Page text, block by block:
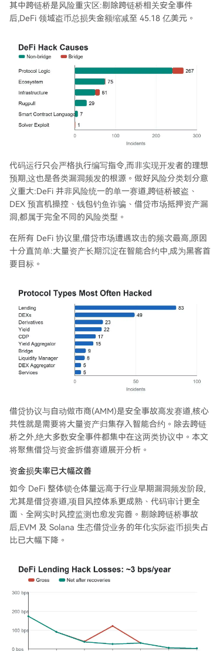
其中跨链桥是风险重灾区:剔除跨链桥相关安全事件
后,DeFi 领域盗币总损失金额缩减至 45.18 亿美元。
代码运行只会严格执行编写指令,而非实现开发者的理想
预期,这也是各类漏洞频发的根源。做好风险分类划分意
义重大:DeFi 并非风险统一的单一赛道,跨链桥被盗、
DEX 预言机操控、钱包钓鱼诈骗、借贷市场抵押资产漏
洞,都属于完全不同的风险类型。
在所有 DeFi 协议里,借贷市场遭遇攻击的频次最高,原因
十分直简单:大量资产长期沉淀在智能合约中,成为黑客首
要目标。
借贷协议与自动做市商(AMM)是安全事故高发赛道,核心
共性就是需要将大量资产归集存入智能合约。除去跨链
桥之外,绝大多数安全事件都集中在这两类协议中。本文
将聚焦借贷与资金拆借赛道展开分析。
资金损失率已大幅改善
如今 DeFi 整体锁仓体量远高于行业早期漏洞频发阶段,
尤其是借贷赛道,项目风控体系更成熟、代码审计更全
面、全网实时风控监测也愈发完善。剔除跨链桥事故
后,EVM 及 Solana 生态借贷业务的年化实际盗币损失占
比已大幅下降。